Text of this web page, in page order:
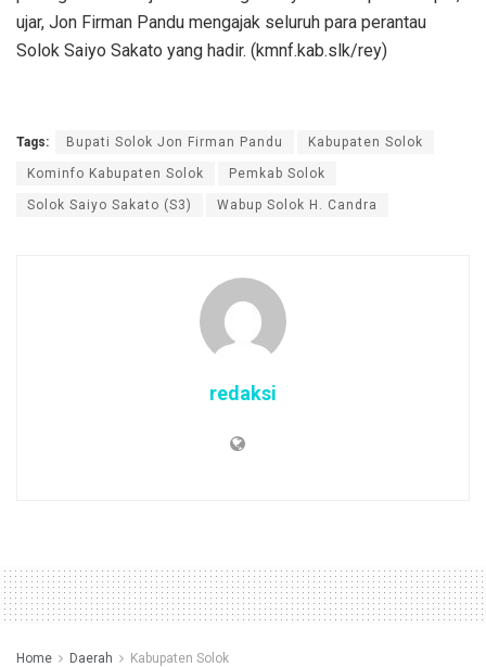
ujar, Jon Firman Pandu mengajak seluruh para perantau
Solok Saiyo Sakato yang hadir. (kmnf.kab.slk/rey)
Tags: Bupati Solok Jon Firman Pandu Kabupaten Solok
Kominfo Kabupaten Solok Pemkab Solok
Solok Saiyo Sakato (S3) Wabup Solok H. Candra
redaksi
Home Daerah Kabupaten Solok